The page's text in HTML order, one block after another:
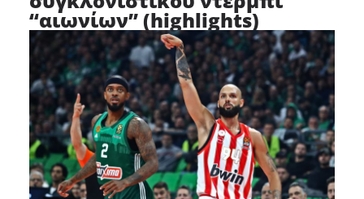
“αιωνίων” (highlights)